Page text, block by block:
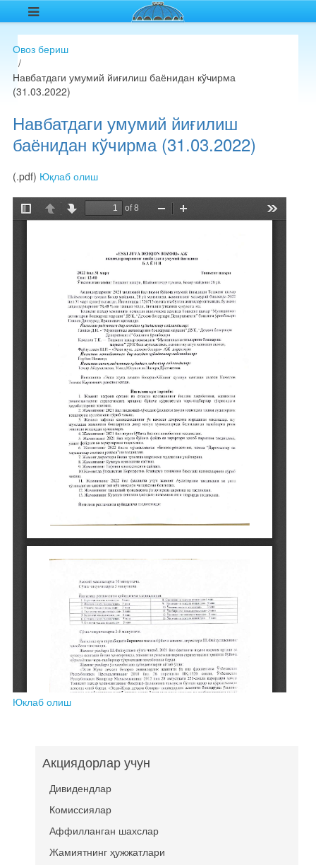
Овоз бериш
Навбатдаги умумий йиғилиш баёнидан кўчирма
(31.03.2022)
Навбатдаги умумий йиғилиш
баёнидан кўчирма (31.03.2022)
(.pdf) Юқлаб олиш
Юклаб олиш
Акциядорлар учун
Дивидендлар
Комиссиялар
Аффилланган шахслар
Жамиятнинг ҳужжатлари